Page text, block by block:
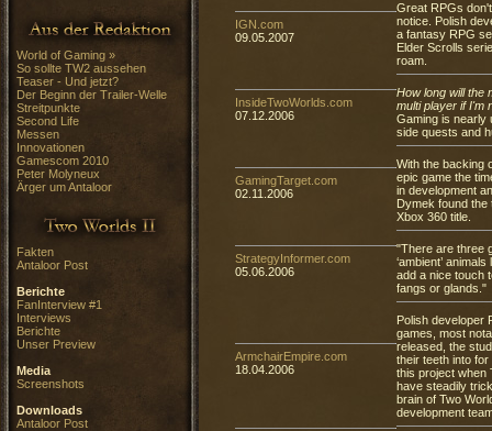
World of Gaming »
So sollte TW2 aussehen
Teaser - Und jetzt?
Der Beginn der Trailer-Welle
Streitpunkte
Second Life
Messen
Innovationen
Gamescom 2010
Peter Molyneux
Ärger um Antaloor
Fakten
Antaloor Post
Berichte
FanInterview #1
Interviews
Berichte
Unser Preview
Media
Screenshots
Downloads
Antaloor Post
IGN.com
09.05.2007
Great RPGs
notice. Polish
a fantasy RPG
Elder Scrolls
roam.
InsideTwoWorlds.com
07.12.2006
How long will the
multi player if I'm
Gaming is nearly
side quests and
GamingTarget.com
02.11.2006
With the backing
epic game the
in development
Dymek found
Xbox 360 title.
StrategyInformer.com
05.06.2006
"There are three
‘ambient’
add a nice touch
fangs or glands."
ArmchairEmpire.com
18.04.2006
Polish developer
games, most
released, the
their teeth into
this project when
have steadily
brain of Two
development